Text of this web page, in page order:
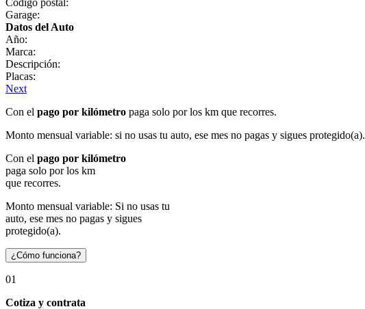
Garage:
Datos del Auto
Año:
Marca:
Descripción:
Placas:
Next
Con el pago por kilómetro paga solo por los km que recorres.
Monto mensual variable: si no usas tu auto, ese mes no pagas y sigues protegido(a).
Con el pago por kilómetro
paga solo por los km
que recorres.
Monto mensual variable: Si no usas tu
auto, ese mes no pagas y sigues
protegido(a).
¿Cómo funciona?
01
Cotiza y contrata